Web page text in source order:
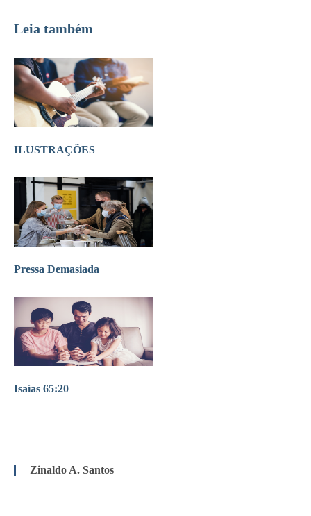
Leia também
ILUSTRAÇÕES
Pressa Demasiada
Isaías 65:20
Zinaldo A. Santos